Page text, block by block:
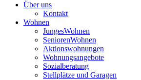
Über uns
Kontakt
Wohnen
JungesWohnen
SeniorenWohnen
Aktionswohnungen
Wohnungsangebote
Sozialberatung
Stellplätze und Garagen